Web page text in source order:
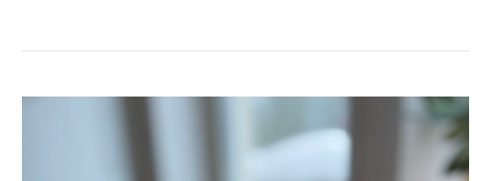
TIMJANSDOFTANDE